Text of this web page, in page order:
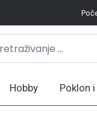
Hobby Poklon